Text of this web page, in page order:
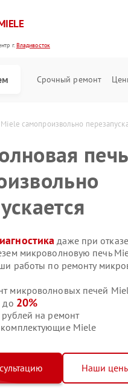
г.Владивосток
Срочный ремонт
самопроизвольно
печь
даже при
микроволновую печь
работы по ремонту
микроволновых печей
до 20%
на ремонт
Miele
Наши